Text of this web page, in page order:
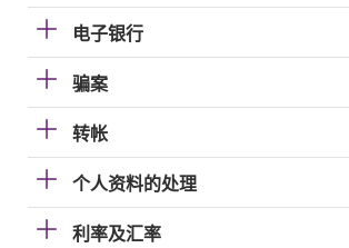
电子银行
骗案
转帐
个人资料的处理
利率及汇率